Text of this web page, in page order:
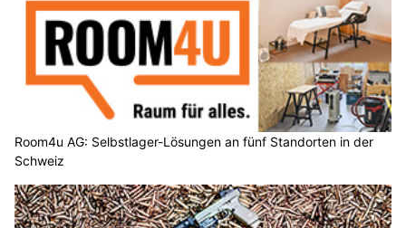
Room4u AG: Selbstlager-Lösungen an fünf Standorten in der
Schweiz